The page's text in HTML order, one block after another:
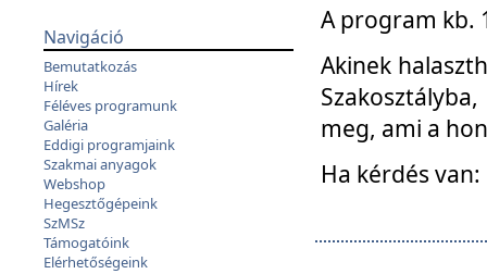
Navigáció
Bemutatkozás
Hírek
Féléves programunk
Galéria
Eddigi programjaink
Szakmai anyagok
Webshop
Hegesztőgépeink
SzMSz
Támogatóink
Elérhetőségeink
A program kb.
Akinek
meg, ami a
Ha kérdés